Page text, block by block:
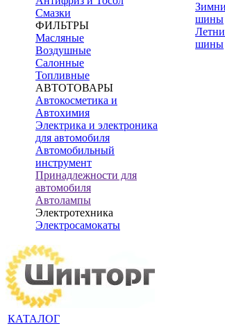
Смазки
ФИЛЬТРЫ
Масляные
Воздушные
Салонные
Топливные
АВТОТОВАРЫ
Автокосметика и
Автохимия
Электрика и электроника
для автомобиля
Автомобильный
инструмент
Принадлежности для
автомобиля
Автолампы
Электротехника
Электросамокаты
шины
шины
КАТАЛОГ